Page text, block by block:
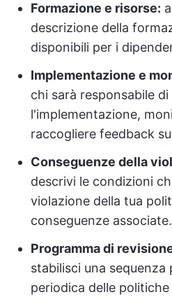
Formazione e risorse:
descrizione della
disponibili per i
Implementazione e
chi sarà responsabile
l'implementazione,
raccogliere feedback
Conseguenze della
descrivi le condizioni
violazione della tua
conseguenze associate.
Programma di
stabilisci una sequenza
periodica delle